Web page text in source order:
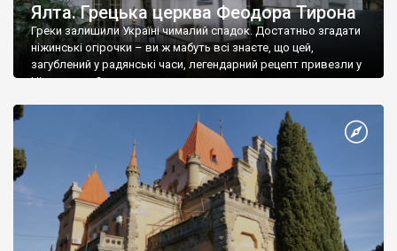
Ялта. Грецька церква Феодора Тирона
Греки залишили Україні чималий спадок. Достатньо згадати
ніжинські огірочки – ви ж мабуть всі знаєте, що цей,
загублений у радянські часи, легендарний рецепт привезли у
Ніжин греки?